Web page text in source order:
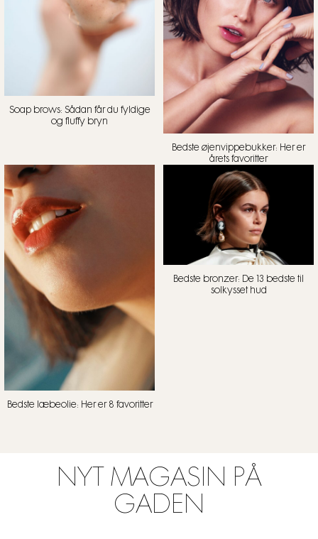
Soap brows: Sådan får du fyldige
og fluffy bryn
Bedste øjenvippebukker: Her er
årets favoritter
Bedste læbeolie: Her er 8 favoritter
Bedste bronzer: De 13 bedste til
solkysset hud
NYT MAGASIN PÅ
GADEN